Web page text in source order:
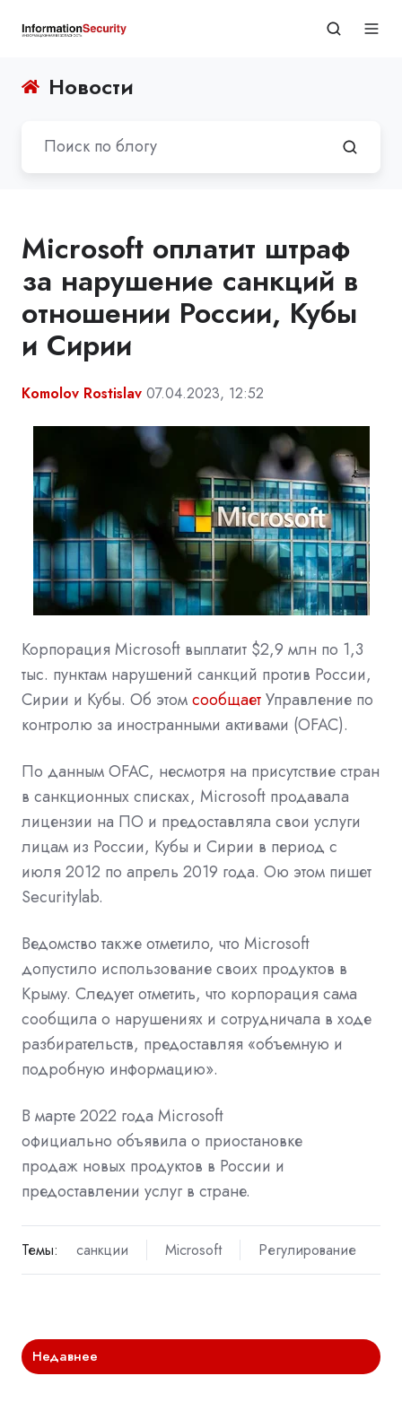
Новости
Microsoft оплатит штраф
за нарушение санкций в
отношении России, Кубы
и Сирии
Komolov Rostislav 07.04.2023, 12:52
Корпорация Microsoft выплатит $2,9 млн по 1,3
тыс. пунктам нарушений санкций против России,
Сирии и Кубы. Об этомсообщаетУправление по
контролю за иностранными активами (OFAC).
По данным OFAC, несмотря на присутствие стран
в санкционных списках, Microsoft продавала
лицензии на ПО и предоставляла свои услуги
лицам из России, Кубы и Сирии в период с
июля 2012 по апрель 2019 года. Ою этом пишет
Securitylab.
Ведомство также отметило, что Microsoft
допустило использование своих продуктов в
Крыму. Следует отметить, что корпорация сама
сообщила о нарушениях и сотрудничала в ходе
разбирательств, предоставляя «объемную и
подробную информацию».
В марте 2022 года Microsoft
официально объявила о приостановке
продаж новых продуктов в России и
предоставлении услуг в стране.
Темы: санкции Microsoft Регулирование
Недавнее